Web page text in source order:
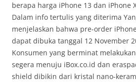
berapa harga iPhone 13 dan iPhone
Dalam info tertulis yang diterima
menjelaskan bahwa pre-order
dapat dibuka tanggal 12 November
Konsumen yang berminat
segera menuju iBox.co.id dan
shield dibikin dari kristal nano-